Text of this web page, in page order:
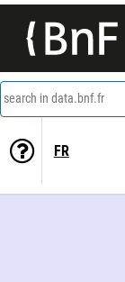
search in data.bnf.fr
FR